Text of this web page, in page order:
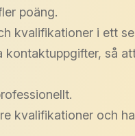
poäng.
kvalifikationer i ett
kontaktuppgifter, så
kvalifikationer och